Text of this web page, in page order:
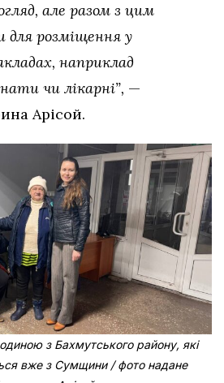
але разом з цим
для розміщення у
наприклад
чи лікарні”, —
Арісой.
з Бахмутського району, які
вже з Сумщини / фото надане